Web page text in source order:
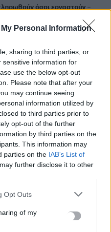
Personal Information
sharing to third parties, or
sensitive information for
use the below opt-out
Please note that after your
may continue seeing
information utilized by
to third parties prior to
opt-out of the further
by third parties on the
This information may
parties on the IAB’s List of
further disclose it to other
Opt Outs
of my
όσοι εργαστούν –
εργοδότες – Πώς θα κάνετε
60 κρηνών προσφέρει
χώρους
στο Ηράκλειο
Συναυλία αγάπης στις